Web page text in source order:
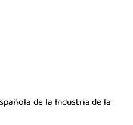
de la Industria de la